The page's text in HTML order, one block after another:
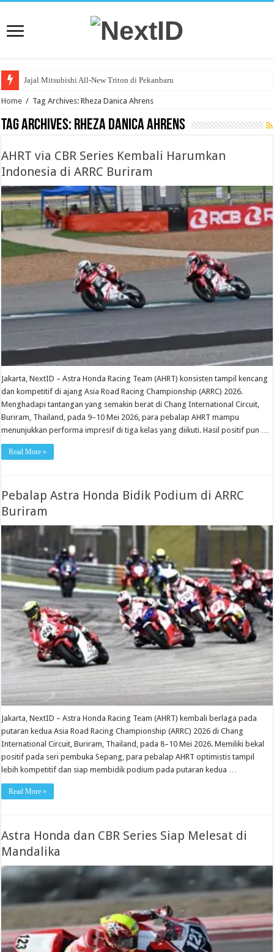
Jajal Mitsubishi All-New Triton di Pekanbaru
KTB Targetkan Ribuan “SPK” Fuso Secara Daring
Home / Tag Archives: Rheza Danica Ahrens
Tag Archives: Rheza Danica Ahrens
AHRT via CBR Series Kembali Harumkan
Indonesia di ARRC Buriram
Jakarta, NextID – Astra Honda Racing Team (AHRT) konsisten tampil kencang
dan kompetitif di ajang Asia Road Racing Championship (ARRC) 2026.
Menghadapi tantangan yang semakin berat di Chang International Circuit,
Buriram, Thailand, pada 9–10 Mei 2026, para pebalap AHRT mampu
menunjukkan performa impresif di tiga kelas yang diikuti. Hasil positif pun …
Read More »
Pebalap Astra Honda Bidik Podium di ARRC
Buriram
Jakarta, NextID – Astra Honda Racing Team (AHRT) kembali berlaga pada
putaran kedua Asia Road Racing Championship (ARRC) 2026 di Chang
International Circuit, Buriram, Thailand, pada 8–10 Mei 2026. Memiliki bekal
positif pada seri pembuka Sepang, para pebalap AHRT optimistis tampil
lebih kompetitif dan siap membidik podium pada putaran kedua …
Read More »
Astra Honda dan CBR Series Siap Melesat di
Mandalika